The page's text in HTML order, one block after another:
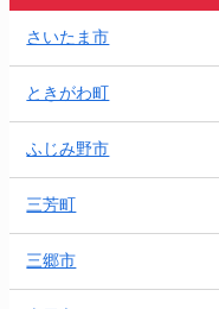
さいたま市
ときがわ町
ふじみ野市
三芳町
三郷市